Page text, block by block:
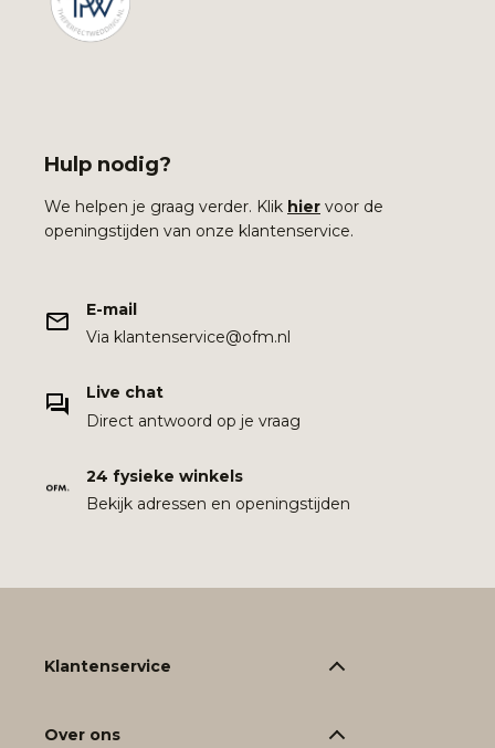
Hulp nodig?
We helpen je graag verder. Klik hier voor de
openingstijden van onze klantenservice.
E-mail
Via klantenservice@ofm.nl
Live chat
Direct antwoord op je vraag
24 fysieke winkels
Bekijk adressen en openingstijden
Klantenservice
Over ons